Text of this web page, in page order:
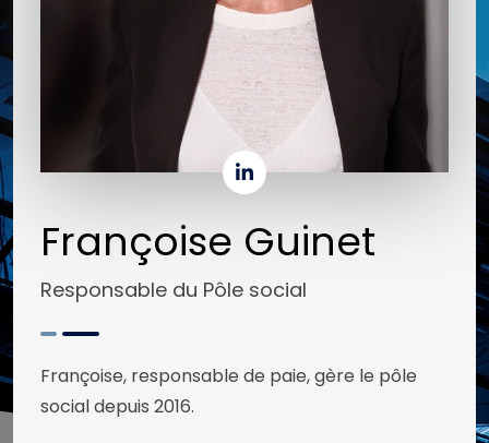
Françoise Guinet
Responsable du Pôle social
Françoise, responsable de paie, gère le pôle
social depuis 2016.